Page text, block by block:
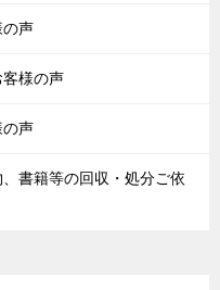
声
様の声
声
書籍等の回収・処分ご依